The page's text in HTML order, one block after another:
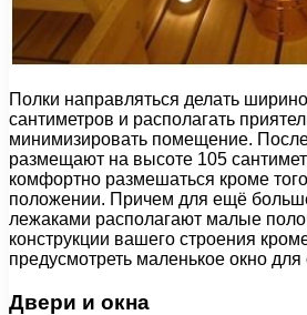
Полки направляться делать
сантиметров и располагать
минимизировать помещение.
размещают на высоте 105
комфортно размешаться кроме
положении. Причем для ещё
лежаками располагают малые
конструкции вашего строения
предусмотреть маленькое окно
Двери и окна